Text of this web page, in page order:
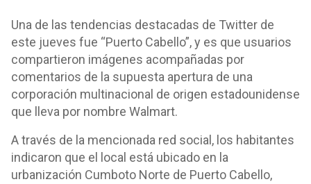
Una de las tendencias destacadas de Twitter de
este jueves fue “Puerto Cabello”, y es que usuarios
compartieron imágenes acompañadas por
comentarios de la supuesta apertura de una
corporación multinacional de origen estadounidense
que lleva por nombre Walmart.
A través de la mencionada red social, los habitantes
indicaron que el local está ubicado en la
urbanización Cumboto Norte de Puerto Cabello,